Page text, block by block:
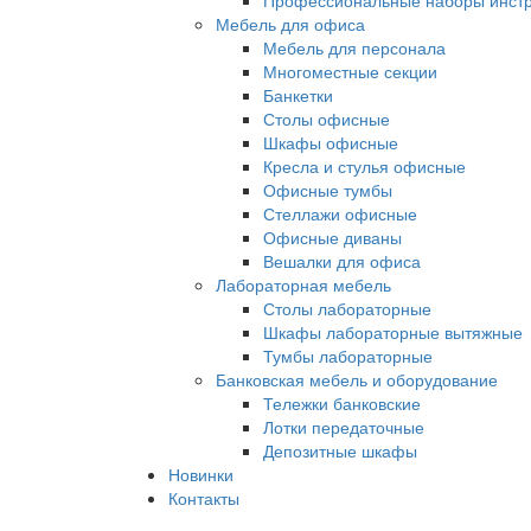
Мебель для офиса
Мебель для персонала
Многоместные секции
Банкетки
Столы офисные
Шкафы офисные
Кресла и стулья офисные
Офисные тумбы
Стеллажи офисные
Офисные диваны
Вешалки для офиса
Лабораторная мебель
Столы лабораторные
Шкафы лабораторные вытяжные
Тумбы лабораторные
Банковская мебель и оборудование
Тележки банковские
Лотки передаточные
Депозитные шкафы
Новинки
Контакты